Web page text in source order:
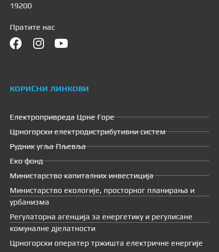
19200
Пратите нас
КОРИСНИ ЛИНКОВИ
Електропривреда Црне Горе
Црногорски електродистрибутивни систем
Рудник угља Пљевља
Еко фонд
Министарство капиталних инвестиција
Министарство екологије, просторног планирања и
урбанизма
Регулаторна агенција за енергетику и регулисане
комуналне дјелатности
Црногорски оператер тржишта електричне енергије